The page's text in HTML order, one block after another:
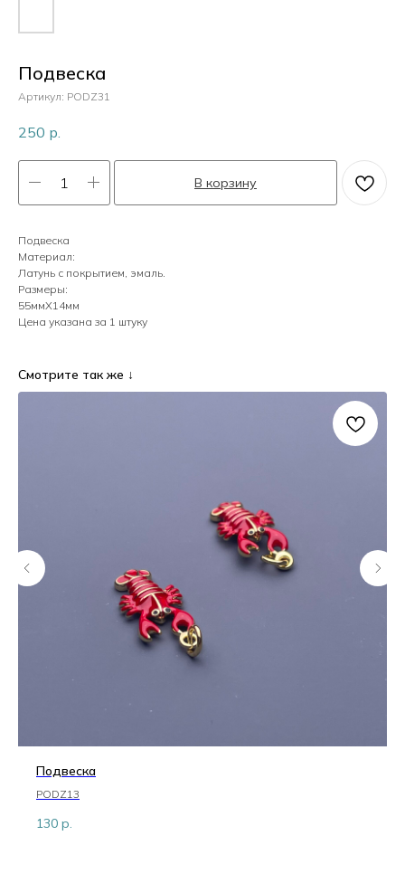
Жемчуг
Подвеска
Артикул: PODZ31
250 р.
В корзину
Подвеска
Материал:
Латунь с покрытием, эмаль.
Размеры:
55ммХ14мм
Цена указана за 1 штуку
Смотрите так же ↓
Подвеска
PODZ13
130 р.